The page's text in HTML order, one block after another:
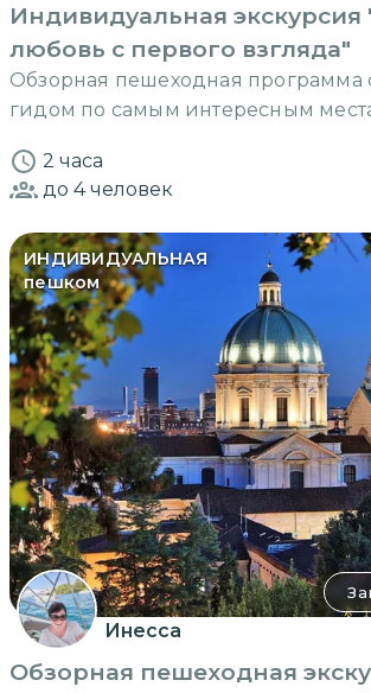
Индивидуальная
любовь с первого взгляда"
Обзорная пешеходная программа
гидом по самым интересным
2 часа
до 4человек
ИНДИВИДУАЛЬНАЯ
пешком
Инесса
Обзорная пешеходная